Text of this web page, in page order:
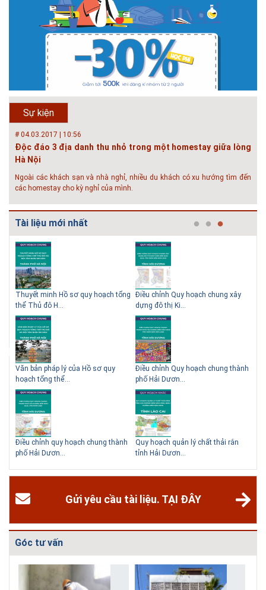
Sự kiện
thành phố trên thế giới. Tại Việt Nam, đã có gần 20 tỉnh, thành phố trên
toàn quốc đang triển khai hoặc khởi động các đề án về đô thị thông
minh. Vi...
# 23.06.2018 | 15:37
Hội thảo về sàn bê tông chất lượng cao tại Hà Nội và TP Hồ
Chí Minh
Hội thảo “Sàn bê tông chất lượng cao – công nghệ mới nhất tại Châu Âu
& Mỹ và các vấn đề áp dụng tại Việt Nam” được tổ chức bởi HOUSELINK
sẽ diễn ra vào 14h00 ngày 26/06/2018 tại Khách sạn Pan Pacific, Hà Nội
và ngày 28/...
# 04.03.2017 | 10:56
Độc đáo 3 địa danh thu nhỏ trong một homestay giữa lòng
Hà Nội
Ngoài các khách sạn và nhà nghỉ, nhiều du khách có xu hướng tìm đến
các homestay cho kỳ nghỉ của mình.
# 05.04.2025 | 17:16
Tuyển sinh 2025, Khoa kỹ thuật hạ tầng và môi trường đô thị
- Đại học Kiến trúc...
Thông tin tuyển sinh đại học 2025 Khoa kỹ thuật hạ tầng và môi trường
đô thị - Đại học Kiến trúc Hà Nội Tuyển sinh đại học với 280 chỉ tiêu, thời
gian đào tạo 4,5 năm
Tài liệu mới nhất
Thuyết minh Hồ sơ quy hoạch tổng
thể Thủ đô H...
Văn bản pháp lý của Hồ sơ quy
hoạch tổng thể...
Điều chỉnh quy hoạch chung thành
phố Hải Dươn...
Điều chỉnh Quy hoạch chung xây
dựng đô thị Ki...
Điều chỉnh Quy hoạch chung thành
phố Hải Dươn...
Quy hoạch quản lý chất thải rắn
tỉnh Hải Dươn...
Gửi yêu cầu tài liệu. TẠI ĐÂY
Góc tư vấn